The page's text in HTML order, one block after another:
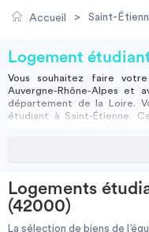
Je cherche un
Villes
Accueil > Saint-
Logement
Vous souhaitez faire
Auvergne-Rhône-Alpes et
département de la Loire.
étudiant à Saint-Étienne.
étudiant et toutes les
peuvent rencontrer les
ImmoJeune.com met un
logements pensés pour
étudiante
, courte durée,
Logements
(42000)
La sélection de biens de